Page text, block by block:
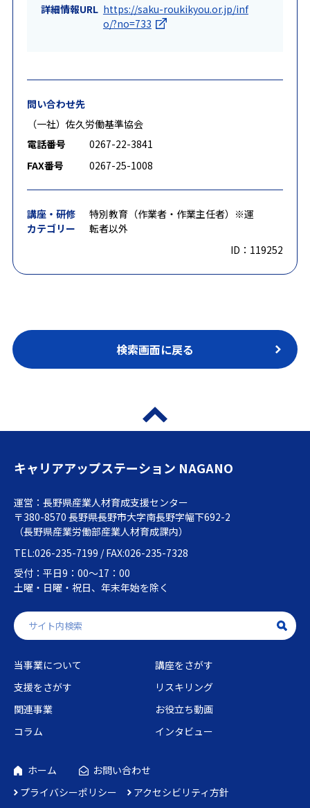
詳細情報URL https://saku-roukikyou.or.jp/inf
o/?no=733
問い合わせ先
（一社）佐久労働基準協会
電話番号
0267-22-3841
FAX番号
0267-25-1008
講座・研修
カテゴリー
特別教育（作業者・作業主任者）※運
転者以外
ID：119252
検索画面に戻る
キャリアアップステーション NAGANO
運営：長野県産業人材育成支援センター
〒380-8570 長野県長野市大字南長野字幅下692-2
（長野県産業労働部産業人材育成課内）
TEL:026-235-7199 / FAX:026-235-7328
受付：平日9：00～17：00
土曜・日曜・祝日、年末年始を除く
当事業について
講座をさがす
支援をさがす
リスキリング
関連事業
お役立ち動画
コラム
インタビュー
ホーム
お問い合わせ
プライバシーポリシー
アクセシビリティ方針